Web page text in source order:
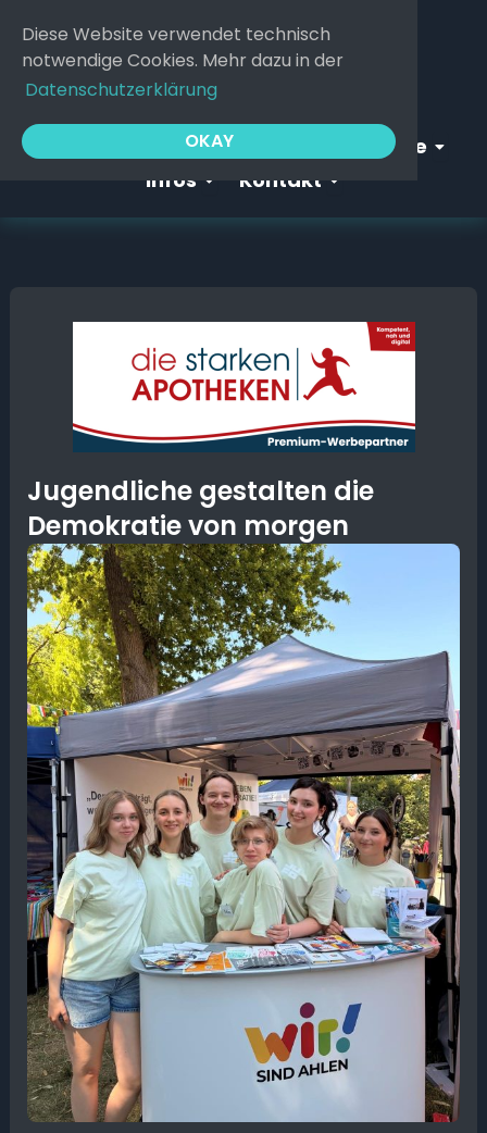
Diese Website verwendet technisch
notwendige Cookies. Mehr dazu in der
Datenschutzerklärung
OKAY
Inhalt
springen
Webgeflüster Open Webgeflüster
Service
Infos Kontakt
Jugendliche gestalten die
Demokratie von morgen